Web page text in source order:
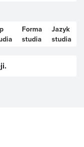
Forma
studia
Jazyk
studia